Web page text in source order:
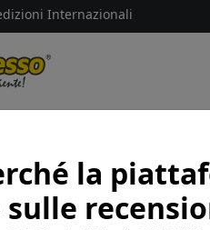
Internazionali
la